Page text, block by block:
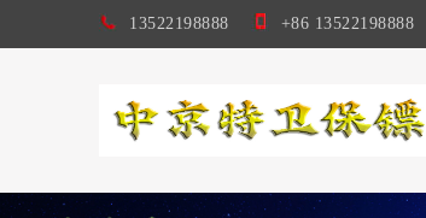
13522198888 +86 13522198888